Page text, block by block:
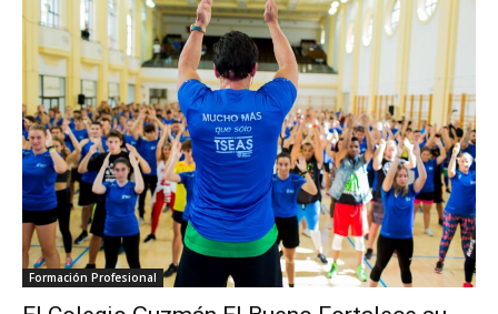
Formación Profesional